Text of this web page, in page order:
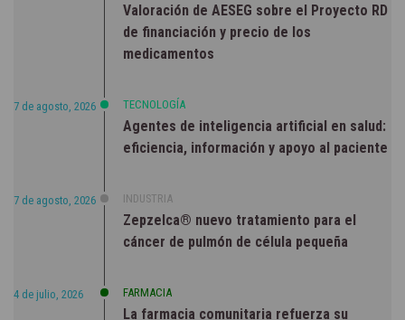
Valoración de AESEG sobre el Proyecto RD
de financiación y precio de los
medicamentos
7 de agosto, 2026 TECNOLOGÍA
Agentes de inteligencia artificial en salud:
eficiencia, información y apoyo al paciente
7 de agosto, 2026 INDUSTRIA
Zepzelca® nuevo tratamiento para el
cáncer de pulmón de célula pequeña
4 de julio, 2026 FARMACIA
La farmacia comunitaria refuerza su